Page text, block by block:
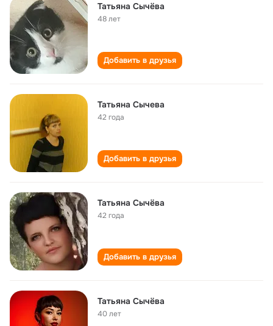
Татьяна Сычëва
48 лет
Добавить в друзья
Татьяна Сычева
42 года
Добавить в друзья
Татьяна Сычёва
42 года
Добавить в друзья
Татьяна Сычёва
40 лет